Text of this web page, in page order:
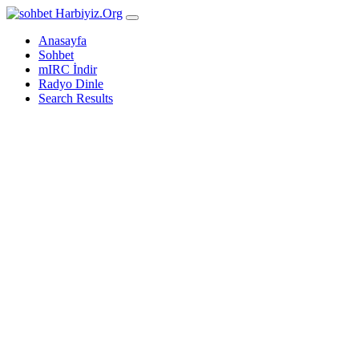
Harbiyiz.Org
Anasayfa
Sohbet
mIRC İndir
Radyo Dinle
Search Results